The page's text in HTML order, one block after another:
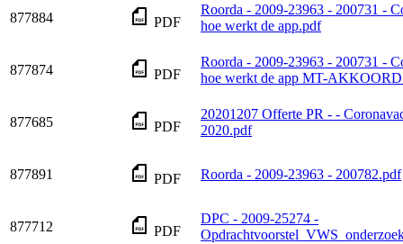
877884 PDF
Roorda - 2009-23963 - 200731 -
hoe werkt de app.pdf
877874 PDF
Roorda - 2009-23963 - 200731 -
hoe werkt de app MT-
877685 PDF
20201207 Offerte PR - -
2020.pdf
877891 PDF Roorda - 2009-23963 - 200782.pdf
877712 PDF
DPC - 2009-25274 -